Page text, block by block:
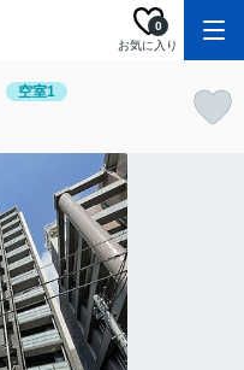
お気に入り
0
空室1